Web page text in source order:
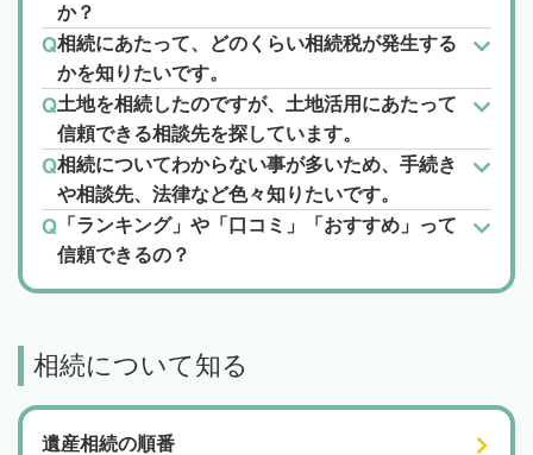
か？
相続にあたって、どのくらい相続税が発生する
かを知りたいです。
土地を相続したのですが、土地活用にあたって
信頼できる相談先を探しています。
相続についてわからない事が多いため、手続き
や相談先、法律など色々知りたいです。
「ランキング」や「口コミ」「おすすめ」って
信頼できるの？
相続について知る
遺産相続の順番